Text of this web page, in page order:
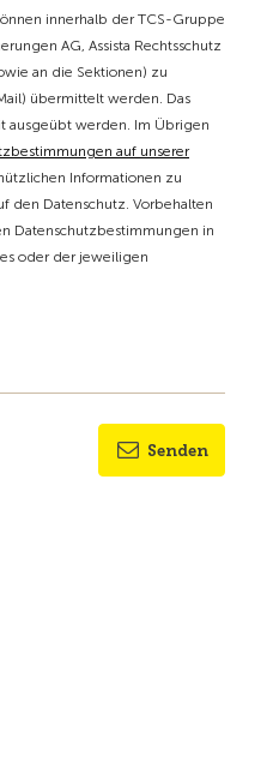
innerhalb der TCS-Gruppe
AG, Assista Rechtsschutz
an die Sektionen) zu
übermittelt werden. Das
ausgeübt werden. Im Übrigen
auf unserer
Informationen zu
den Datenschutz. Vorbehalten
Datenschutzbestimmungen in
oder der jeweiligen
Senden